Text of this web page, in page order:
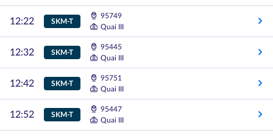
12:22 SKM-T
95749
Quai III
12:32 SKM-T
95445
Quai III
12:42 SKM-T
95751
Quai III
12:52 SKM-T
95447
Quai III